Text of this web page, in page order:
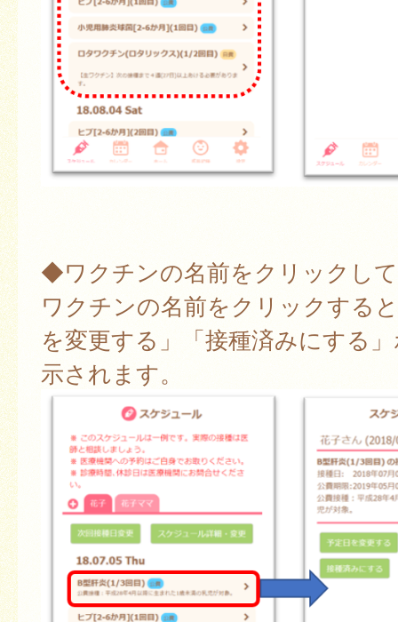
◆ワクチンの名前をクリックし
ワクチンの名前をクリックする
を変更する」「接種済みにする
示されます。